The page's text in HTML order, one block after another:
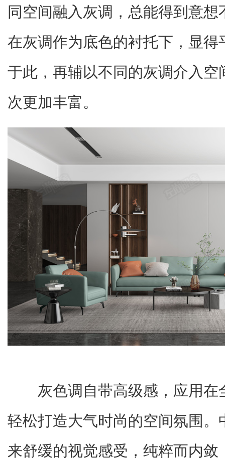
同空间融入灰调，总能得到意
在灰调作为底色的衬托下，显
于此，再辅以不同的灰调介入
次更加丰富。
灰色调自带高级感，应用
轻松打造大气时尚的空间氛围
来舒缓的视觉感受，纯粹而内